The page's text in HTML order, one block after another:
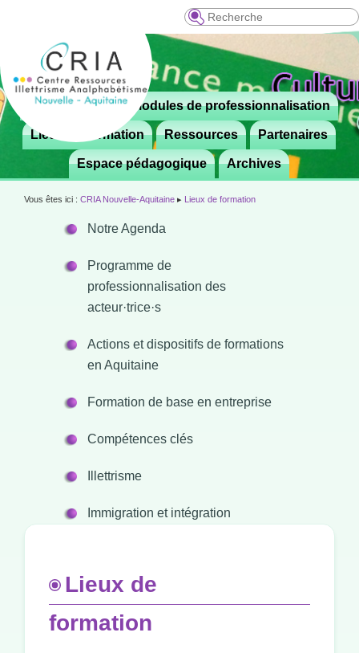
Recherche
Menu
principal
Aller
contenu
principal
 Le CRIA Modules de professionnalisation
Lieux de formation Ressources Partenaires
Espace pédagogique Archives
Vous êtes ici : CRIA Nouvelle-Aquitaine ▸ Lieux de formation
Notre Agenda
Programme de
professionnalisation des
acteur·trice·s
Actions et dispositifs de formations
en Aquitaine
Formation de base en entreprise
Compétences clés
Illettrisme
Immigration et intégration
Lieux de
formation